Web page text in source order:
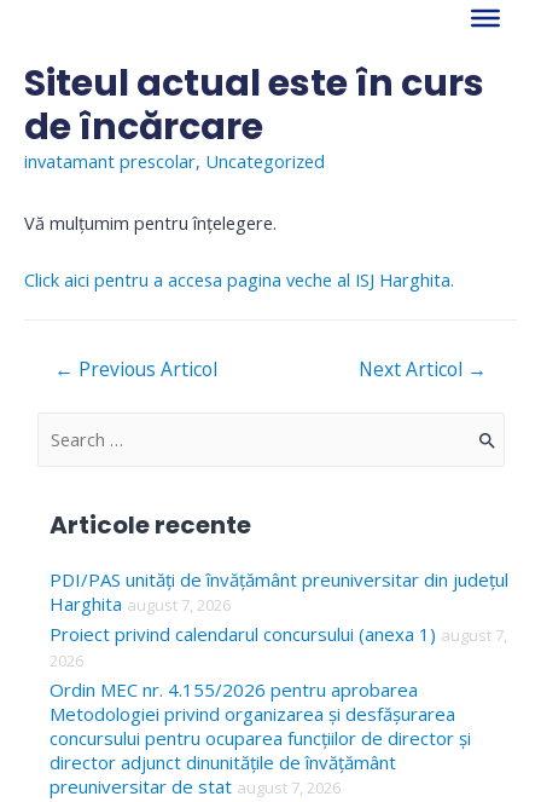
content
Siteul actual este în curs
de încărcare
invatamant prescolar, Uncategorized
Vă mulţumim pentru înţelegere.
Click aici pentru a accesa pagina veche al ISJ Harghita.
Navigare
← Previous Articol Next Articol →
S
c
h
f
o
r
Articole recente
PDI/PAS unități de învățământ preuniversitar din județul
Harghita august 7, 2026
Proiect privind calendarul concursului (anexa 1) august 7,
2026
Ordin MEC nr. 4.155/2026 pentru aprobarea
Metodologiei privind organizarea și desfășurarea
concursului pentru ocuparea funcțiilor de director și
director adjunct dinunitățile de învățământ
preuniversitar de stat august 7, 2026